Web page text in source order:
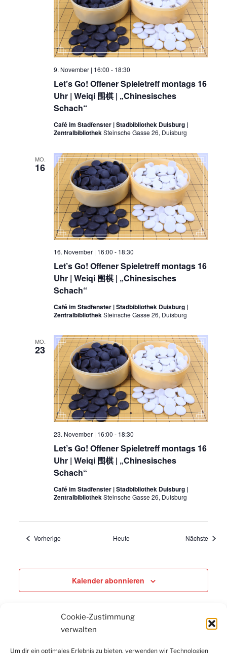
Cookie-Zustimmung
verwalten
Um dir ein optimales Erlebnis zu bieten, verwenden wir Technologien
Let’s Go! Offener Spieletreff montags 16
Uhr | Weiqi 围棋 | „Chinesisches
Schach“
9. November | 16:00 - 18:30
Café im Stadfenster | Stadbibliothek Duisburg |
ZentralbibliothekSteinsche Gasse 26, Duisburg
MO.
16
Let’s Go! Offener Spieletreff montags 16
Uhr | Weiqi 围棋 | „Chinesisches
Schach“
16. November | 16:00 - 18:30
Café im Stadfenster | Stadbibliothek Duisburg |
ZentralbibliothekSteinsche Gasse 26, Duisburg
MO.
23
Let’s Go! Offener Spieletreff montags 16
Uhr | Weiqi 围棋 | „Chinesisches
Schach“
23. November | 16:00 - 18:30
Café im Stadfenster | Stadbibliothek Duisburg |
ZentralbibliothekSteinsche Gasse 26, Duisburg
Vorherige Heute Nächste
Kalender abonnieren